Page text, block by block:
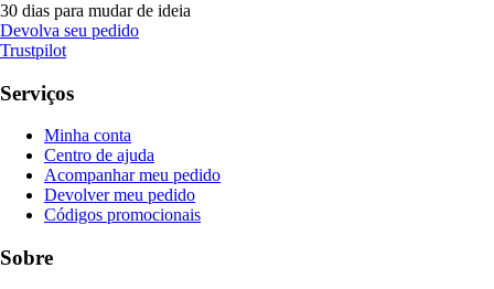
30 dias para mudar de ideia
Devolva seu pedido
Trustpilot
Serviços
Minha conta
Centro de ajuda
Acompanhar meu pedido
Devolver meu pedido
Códigos promocionais
Sobre